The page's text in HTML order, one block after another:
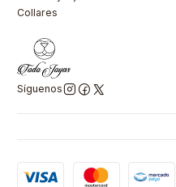
Collares
Síguenos